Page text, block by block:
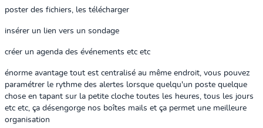
poster des fichiers, les télécharger
insérer un lien vers un sondage
créer un agenda des événements etc etc
énorme avantage tout est centralisé au même endroit, vous pouvez
paramétrer le rythme des alertes lorsque quelqu'un poste quelque
chose en tapant sur la petite cloche toutes les heures, tous les jours
etc etc, ça désengorge nos boîtes mails et ça permet une meilleure
organisation